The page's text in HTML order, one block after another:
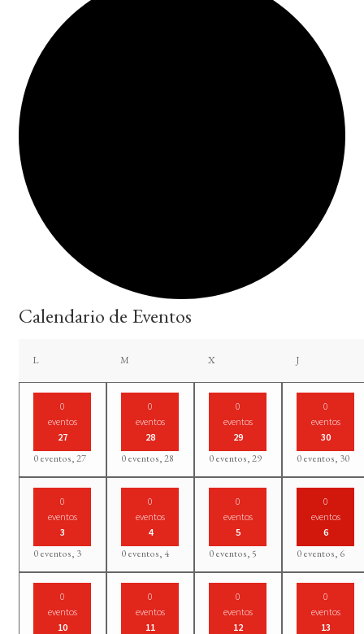
Calendario de Eventos
Llunes Mmartes Xmiércoles Jjueves
0
eventos
27
0 eventos,27
0
eventos
28
0 eventos,28
0
eventos
29
0 eventos,29
0
eventos
30
0 eventos, 30
0
eventos
3
0 eventos, 3
0
eventos
4
0 eventos, 4
0
eventos
5
0 eventos,5
0
eventos
6
0 eventos, 6
0
eventos
10
0
eventos
11
0
eventos
12
0
eventos
13